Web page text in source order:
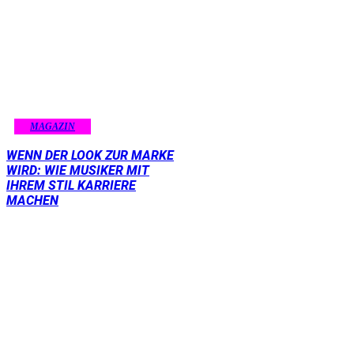
MAGAZIN
WENN DER LOOK ZUR MARKE
WIRD: WIE MUSIKER MIT
IHREM STIL KARRIERE
MACHEN